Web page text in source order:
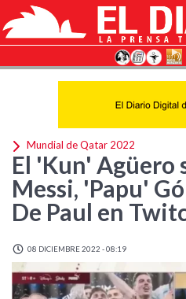
Mundial de Qatar 2022
El 'Kun' Agüero
Messi, 'Papu'
De Paul en
08 DICIEMBRE 2022 - 08:19